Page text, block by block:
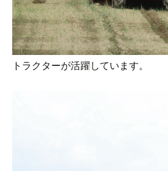
トラクターが活躍しています。